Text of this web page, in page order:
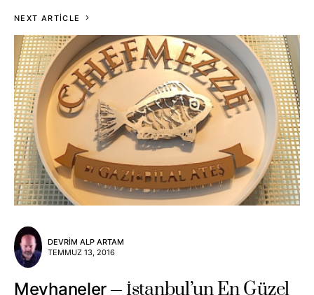
NEXT ARTICLE
DEVRIM ALP ARTAM
TEMMUZ 13, 2016
Meyhaneler İstanbul’un En Güzel